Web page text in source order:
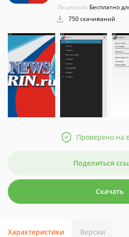
Лицензия: Бесплатно
750 скачиваний
Проверено на
Поделиться
Скачать
Характеристики Версии